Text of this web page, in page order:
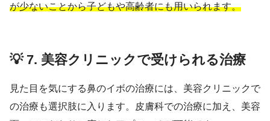
が少ないことから子どもや高齢者にも用いられます。
💡 7. 美容クリニックで受けられる治療
見た目を気にする鼻のイボの治療には、美容クリニックで
の治療も選択肢に入ります。皮膚科での治療に加え、美容